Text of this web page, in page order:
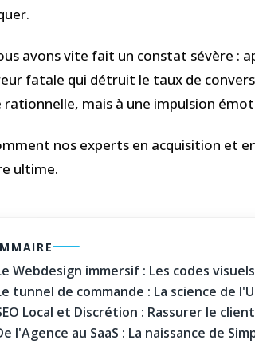
avons vite fait un constat sévère :
fatale qui détruit le taux de
rationnelle, mais à une impulsion
nos experts en acquisition et
ultime.
Webdesign immersif : Les codes
tunnel de commande : La science de
Local et Discrétion : Rassurer le client
l'Agence au SaaS : La naissance de